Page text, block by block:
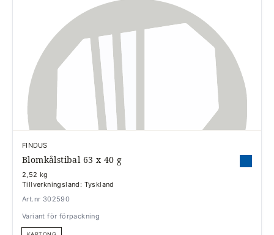
FINDUS
Blomkålstibal 63 x 40 g
2,52 kg
Tillverkningsland: Tyskland
Art.nr 302590
Variant för förpackning